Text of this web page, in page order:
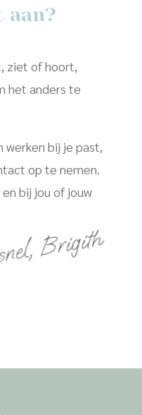
aan?
ziet of hoort,
het anders te
werken bij je past,
op te nemen.
bij jou of jouw
Brigith